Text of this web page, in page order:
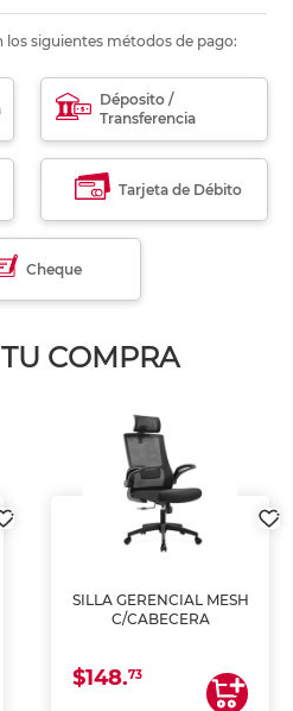
siguientes métodos de pago:
Déposito /
Transferencia
Tarjeta de Débito
Cheque
COMPRA
SILLA GERENCIAL MESH
C/CABECERA
$148.73